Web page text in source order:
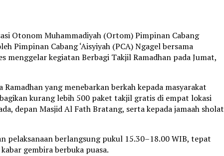
Otonom Muhammadiyah (Ortom) Pimpinan Cabang
Pimpinan Cabang ‘Aisyiyah (PCA) Ngagel bersama
menggelar kegiatan Berbagi Takjil Ramadhan pada Jumat,
yang menebarkan berkah kepada masyarakat
kurang lebih 500 paket takjil gratis di empat lokasi
depan Masjid Al Fath Bratang, serta kepada jamaah sholat
pelaksanaan berlangsung pukul 15.30–18.00 WIB, tepat
gembira berbuka puasa.